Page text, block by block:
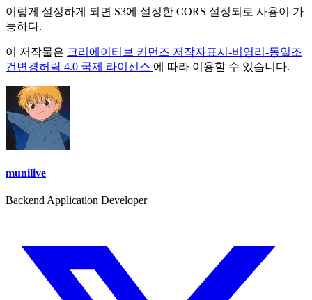
이렇게 설정하게 되면 S3에 설정한 CORS 설정되로 사용이 가
능하다.
이 저작물은 크리에이티브 커먼즈 저작자표시-비영리-동일조
건변경허락 4.0 국제 라이선스 에 따라 이용할 수 있습니다.
munilive
Backend Application Developer